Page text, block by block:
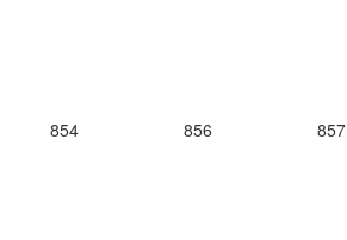
854 856 857